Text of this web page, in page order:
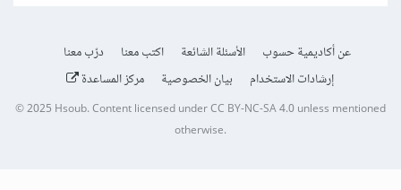
عن أكاديمية حسوب الأسئلة الشائعة اكتب معنا
درّب معنا
إرشادات الاستخدام
بيان الخصوصية مركز المساعدة
© 2025Hsoub.Content licensed underCC BY-NC-SA 4.0unless mentioned
otherwise.